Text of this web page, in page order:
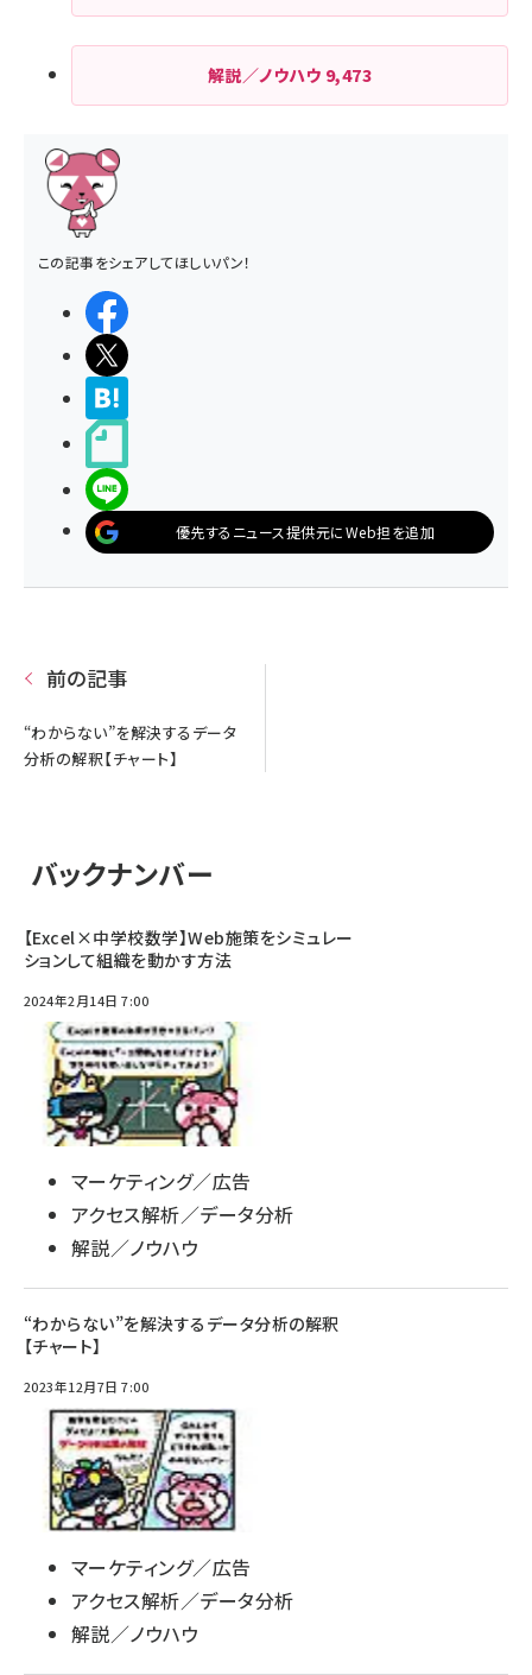
解説／ノウハウ 9,473
この記事をシェアしてほしいパン！
優先するニュース提供元にWeb担を追加
前の記事
“わからない”を解決するデータ
分析の解釈【チャート】
バックナンバー
【Excel×中学校数学】Web施策をシミュレー
ションして組織を動かす方法
2024年2月14日 7:00
マーケティング／広告
アクセス解析／データ分析
解説／ノウハウ
“わからない”を解決するデータ分析の解釈
【チャート】
2023年12月7日 7:00
マーケティング／広告
アクセス解析／データ分析
解説／ノウハウ